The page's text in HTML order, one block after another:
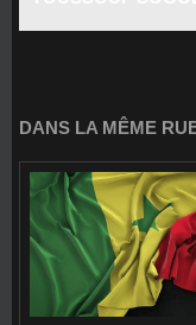
DANS LA MÊME